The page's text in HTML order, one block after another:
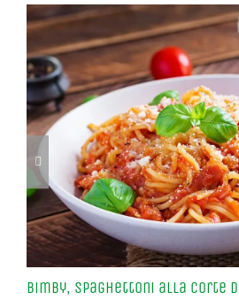
Bimby, Spaghettoni alla Corte